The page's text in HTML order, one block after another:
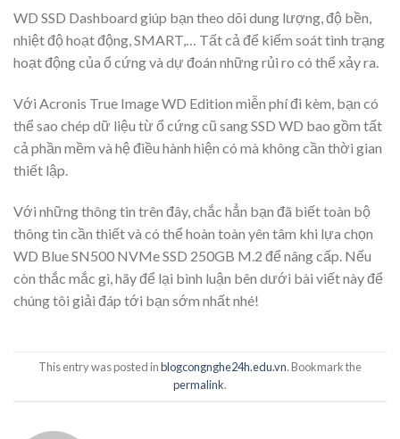
WD SSD Dashboard giúp bạn theo dõi dung lượng, độ bền,
nhiệt độ hoạt động, SMART,… Tất cả để kiểm soát tình trạng
hoạt động của ổ cứng và dự đoán những rủi ro có thể xảy ra.
Với Acronis True Image WD Edition miễn phí đi kèm, bạn có
thể sao chép dữ liệu từ ổ cứng cũ sang SSD WD bao gồm tất
cả phần mềm và hệ điều hành hiện có mà không cần thời gian
thiết lập.
Với những thông tin trên đây, chắc hẳn bạn đã biết toàn bộ
thông tin cần thiết và có thể hoàn toàn yên tâm khi lựa chọn
WD Blue SN500 NVMe SSD 250GB M.2 để nâng cấp. Nếu
còn thắc mắc gì, hãy để lại bình luận bên dưới bài viết này để
chúng tôi giải đáp tới bạn sớm nhất nhé!
This entry was posted inblogcongnghe24h.edu.vn. Bookmark the
permalink.